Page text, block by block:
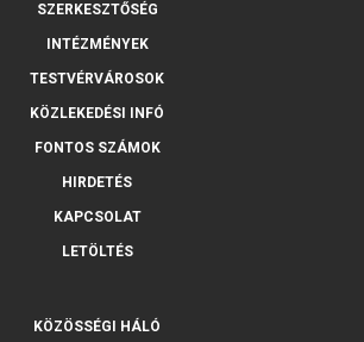
SZERKESZTŐSÉG
INTÉZMÉNYEK
TESTVÉRVÁROSOK
KÖZLEKEDÉSI INFÓ
FONTOS SZÁMOK
HIRDETÉS
KAPCSOLAT
LETÖLTÉS
KÖZÖSSÉGI HÁLÓ